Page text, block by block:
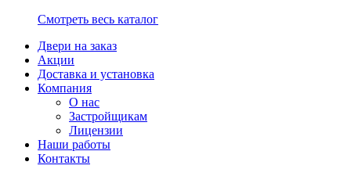
Смотреть весь каталог
Двери на заказ
Акции
Доставка и установка
Компания
О нас
Застройщикам
Лицензии
Наши работы
Контакты